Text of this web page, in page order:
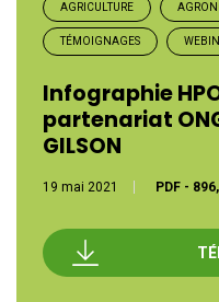
AGRICULTURE
TÉMOIGNAGES
Infographie
partenariat
GILSON
19 mai 2021 PDF -